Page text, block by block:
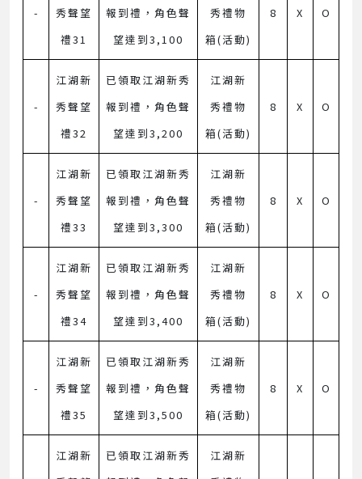
-
秀聲望
禮31
報到禮，角色聲
望達到3,100
秀禮物
箱(活動)
8 X O
-
江湖新
秀聲望
禮32
已領取江湖新秀
報到禮，角色聲
望達到3,200
江湖新
秀禮物
箱(活動)
8 X O
-
江湖新
秀聲望
禮33
已領取江湖新秀
報到禮，角色聲
望達到3,300
江湖新
秀禮物
箱(活動)
8 X O
-
江湖新
秀聲望
禮34
已領取江湖新秀
報到禮，角色聲
望達到3,400
江湖新
秀禮物
箱(活動)
8 X O
-
江湖新
秀聲望
禮35
已領取江湖新秀
報到禮，角色聲
望達到3,500
江湖新
秀禮物
箱(活動)
8 X O
江湖新
已領取江湖新秀
江湖新